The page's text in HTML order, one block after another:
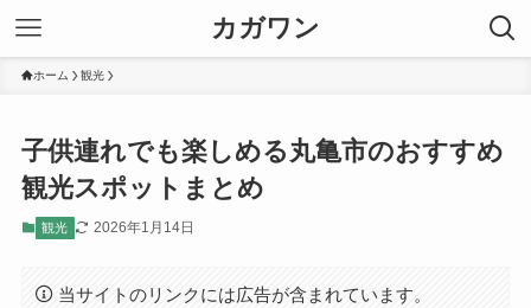
カガワン
ホーム 観光
子供連れでも楽しめる丸亀市のおすすめ
観光スポットまとめ
観光 2026年1月14日
当サイトのリンクには広告が含まれています。